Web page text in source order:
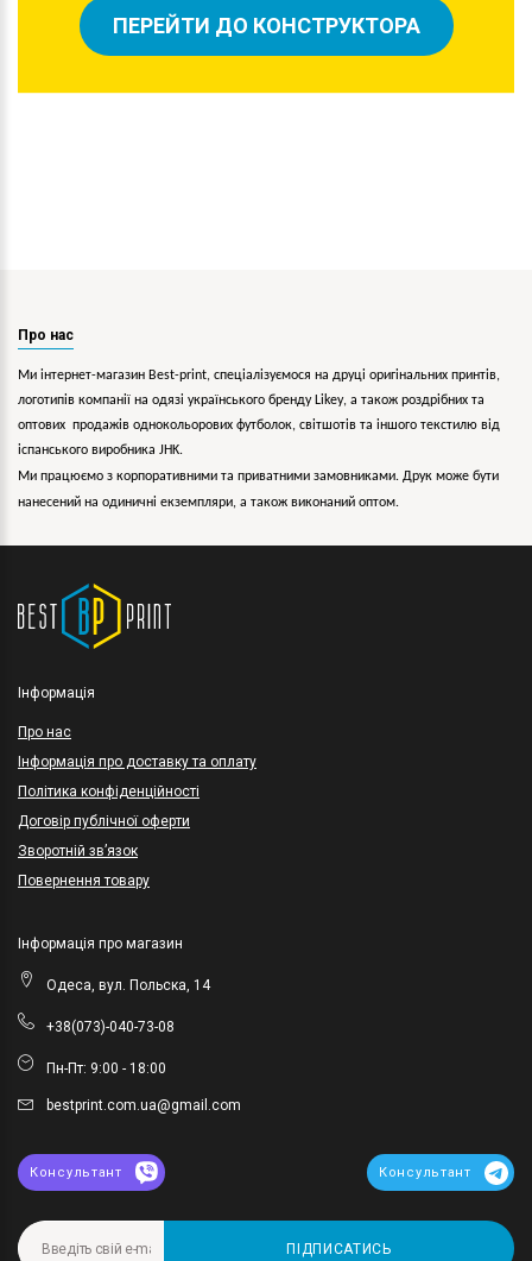
ПЕРЕЙТИ ДО КОНСТРУКТОРА
Про нас
Ми інтернет-магазин Best-print, спеціалізуємося на друці оригінальних принтів,
логотипів компанії на одязі українського бренду Likey, а також роздрібних та
оптових продажів однокольорових футболок, світшотів та іншого текстилю від
іспанського виробника JHK.
Ми працюємо з корпоративними та приватними замовниками. Друк може бути
нанесений на одиничні екземпляри, а також виконаний оптом.
Інформація
Про нас
Інформація про доставку та оплату
Політика конфіденційності
Договір публічної оферти
Зворотній зв’язок
Повернення товару
Інформація про магазин
Одеса, вул. Польска, 14
+38(073)-040-73-08
Пн-Пт: 9:00 - 18:00
bestprint.com.ua@gmail.com
Консультант Консультант
ПІДПИСАТИСЬ